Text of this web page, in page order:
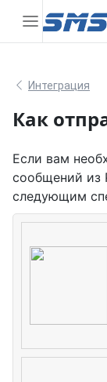
Интеграция
Как
Если вам
сообщений из
следующим